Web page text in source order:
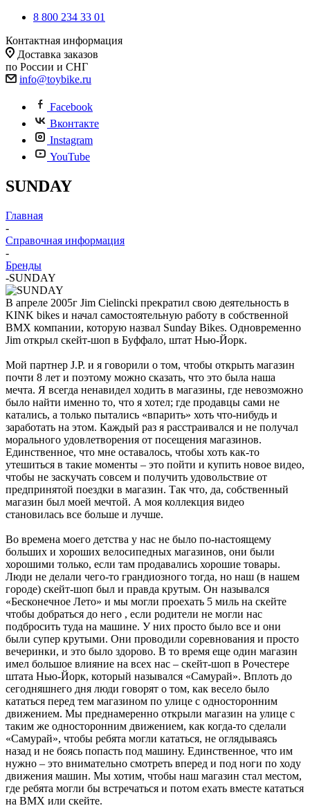
8 800 234 33 01
Контактная информация
Доставка заказов
по России и СНГ
info@toybike.ru
Facebook
Вконтакте
Instagram
YouTube
SUNDAY
Главная
-
Справочная информация
-
Бренды
-SUNDAY
В апреле 2005г Jim Cielincki прекратил свою деятельность в
KINK bikes и начал самостоятельную работу в собственной
ВМХ компании, которую назвал Sunday Bikes. Одновременно
Jim открыл скейт-шоп в Буффало, штат Нью-Йорк.
Мой партнер J.P. и я говорили о том, чтобы открыть магазин
почти 8 лет и поэтому можно сказать, что это была наша
мечта. Я всегда ненавидел ходить в магазины, где невозможно
было найти именно то, что я хотел; где продавцы сами не
катались, а только пытались «впарить» хоть что-нибудь и
заработать на этом. Каждый раз я расстраивался и не получал
морального удовлетворения от посещения магазинов.
Единственное, что мне оставалось, чтобы хоть как-то
утешиться в такие моменты – это пойти и купить новое видео,
чтобы не заскучать совсем и получить удовольствие от
предпринятой поездки в магазин. Так что, да, собственный
магазин был моей мечтой. А моя коллекция видео
становилась все больше и лучше.
Во времена моего детства у нас не было по-настоящему
больших и хороших велосипедных магазинов, они были
хорошими только, если там продавались хорошие товары.
Люди не делали чего-то грандиозного тогда, но наш (в нашем
городе) скейт-шоп был и правда крутым. Он назывался
«Бесконечное Лето» и мы могли проехать 5 миль на скейте
чтобы добраться до него , если родители не могли нас
подбросить туда на машине. У них просто было все и они
были супер крутыми. Они проводили соревнования и просто
вечеринки, и это было здорово. В то время еще один магазин
имел большое влияние на всех нас – скейт-шоп в Рочестере
штата Нью-Йорк, который назывался «Самурай». Вплоть до
сегодняшнего дня люди говорят о том, как весело было
кататься перед тем магазином по улице с односторонним
движением. Мы преднамеренно открыли магазин на улице с
таким же односторонним движением, как когда-то сделали
«Самурай», чтобы ребята могли кататься, не оглядываясь
назад и не боясь попасть под машину. Единственное, что им
нужно – это внимательно смотреть вперед и под ноги по ходу
движения машин. Мы хотим, чтобы наш магазин стал местом,
где ребята могли бы встречаться и потом ехать вместе кататься
на ВМХ или скейте.